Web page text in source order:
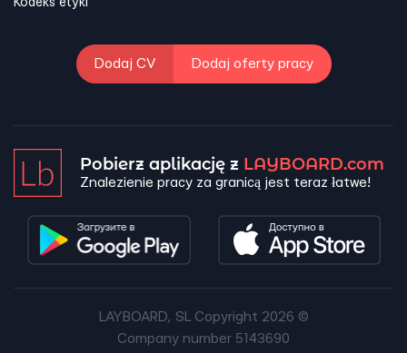
Kodeks etyki
Dodaj CV Dodaj oferty pracy
Pobierz aplikację z LAYBOARD.com
Znalezienie pracy za granicą jest teraz łatwe!
LAYBOARD, SL Copyright 2026 ©
Company number 5143690